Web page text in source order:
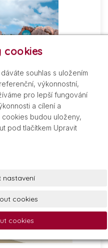
cookies
souhlas s uložením
výkonnostní,
pro lepší fungování
a cílení a
cookies budou uloženy,
pod tlačítkem Upravit
nastavení
cookies
cookies